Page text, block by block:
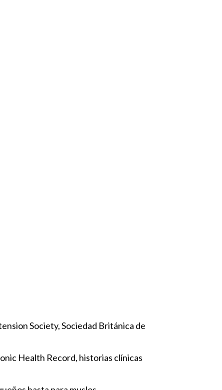
Society, Sociedad Británica de
Health Record, historias clínicas